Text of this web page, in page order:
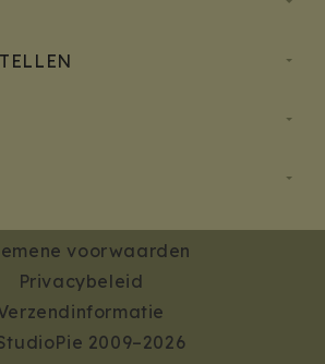
voorwaarden
Privacybeleid
2009–2026